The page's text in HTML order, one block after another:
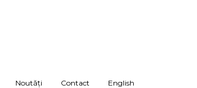
Noutăți Contact English